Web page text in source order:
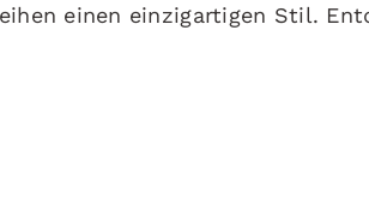
einen einzigartigen Stil.